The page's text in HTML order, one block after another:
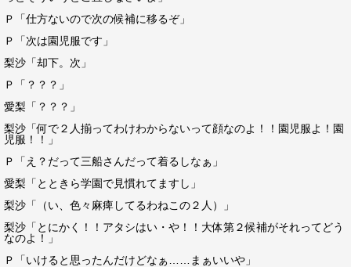
Ｐ「仕方ないので次の候補に移るぞ」
Ｐ「次は園児服です」
梨沙「却下。次」
Ｐ「？？？」
愛梨「？？？」
梨沙「何で２人揃ってわけわからないって顔なのよ！！園児服よ！園
児服！！」
Ｐ「え？だって三船さんだって着るしなぁ」
愛梨「とときら学園で見慣れてますし」
梨沙「（い、色々麻痺してるわねこの２人）」
梨沙「とにかく！！アタシはい・や！！大体第２候補がそれってどう
なのよ！」
Ｐ「いけると思ったんだけどなぁ……まぁいいや」